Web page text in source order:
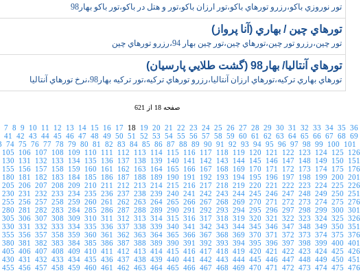
تور نوروزي باکو،رزرو تورهاي باکو،تور ارزان باکو،تور و هتل در باکو،تور باکو بهار98
تورهاي چين / بهاري (آنا پرواز)
تور چين،رزرو تور چين،تورهاي چين،تور چين بهار 94،رزرو تورهاي چين
تورهاي آنتاليا/ بهار98 (گشت طلايي پارسيان)
تورهاي بهاري ترکيه،تورهاي ارزان آنتاليا،رزرو تورهاي ترکيه،تور ترکيه بهار98،نرخ تورهاي آنتاليا
صفحه 18 از 621
7 8 9 10 11 12 13 14 15 16 17 18 19 20 21 22 23 24 25 26 27 28 29 30 31 32 33 34 35 36
41
42 43 44 45 46 47 48 49 50 51 52 53 54 55 56 57 58 59 60 61 62 63 64 65 66 67 68 69
74 75 76 77 78 79 80 81 82 83 84 85 86 87 88 89 90 91 92 93 94 95 96 97 98 99 100
101
105
106 107 108 109 110 111 112 113 114 115 116 117 118 119 120 121 122 123 124 125
126
130
131 132 133 134 135 136 137 138 139 140 141 142 143 144 145 146 147 148 149 150
151
155
156 157 158 159 160 161 162 163 164 165 166 167 168 169 170 171 172 173 174 175
176
180
181 182 183 184 185 186 187 188 189 190 191 192 193 194 195 196 197 198 199 200 201
205 206 207 208 209 210 211 212 213 214 215 216 217 218 219 220 221 222 223 224 225 226
230 231 232 233 234 235 236 237 238 239 240 241 242 243 244 245 246 247 248 249 250 251
255 256 257 258 259 260 261 262 263 264 265 266 267 268 269 270 271 272 273 274 275 276
280 281 282 283 284 285 286 287 288 289 290 291 292 293 294 295 296 297 298 299 300 301
305 306 307 308 309 310 311 312 313 314 315 316 317 318 319 320 321 322 323 324 325 326
330 331 332 333 334 335 336 337 338 339 340 341 342 343 344 345 346 347 348 349 350 351
355 356 357 358 359 360 361 362 363 364 365 366 367 368 369 370 371 372 373 374 375 376
380 381 382 383 384 385 386 387 388 389 390 391 392 393 394 395 396 397 398 399 400 401
405 406 407 408 409 410 411 412 413 414 415 416 417 418 419 420 421 422 423 424 425 426
430 431 432 433 434 435 436 437 438 439 440 441 442 443 444 445 446 447 448 449 450 451
455 456 457 458 459 460 461 462 463 464 465 466 467 468 469 470 471 472 473 474 475 476